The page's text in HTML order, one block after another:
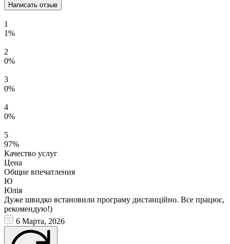
Написать отзыв
1
1%
2
0%
3
0%
4
0%
5
97%
Качество услуг
Цена
Общие впечатления
Ю
Юлія
Дуже швидко встановили програму дистанційно. Все працює,
рекомендую!)
6 Марта, 2026